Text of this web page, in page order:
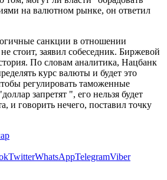
на валютном рынке, он ответил
санкции в отношении
стоит, заявил собеседник. Биржевой
По словам аналитика, Нацбанк
курс валюты и будет это
регулировать таможенные
запретят ", его нельзя будет
и говорить нечего, поставил точку
TwitterWhatsAppTelegramViber